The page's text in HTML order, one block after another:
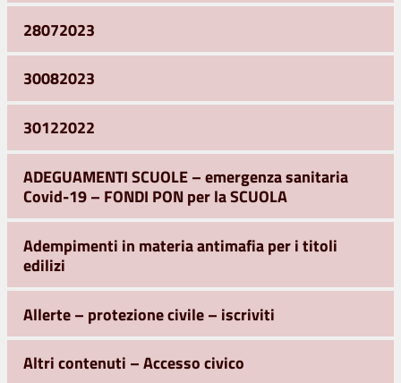
28072023
30082023
30122022
ADEGUAMENTI SCUOLE – emergenza sanitaria
Covid-19 – FONDI PON per la SCUOLA
Adempimenti in materia antimafia per i titoli
edilizi
Allerte – protezione civile – iscriviti
Altri contenuti – Accesso civico